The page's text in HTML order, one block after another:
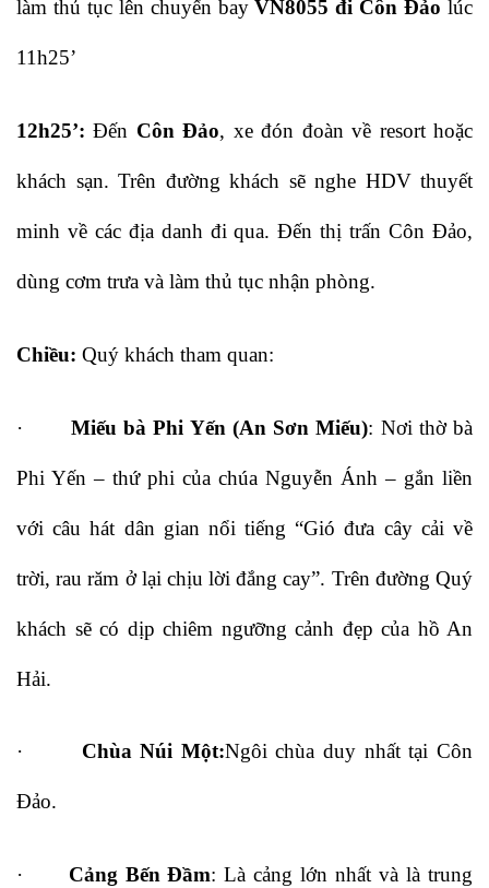
làm thủ tục lên chuyến bayVN8055 đi Côn Đảo lúc
11h25’
12h25’: Đến Côn Đảo, xe đón đoàn về resort hoặc
khách sạn. Trên đường khách sẽ nghe HDV thuyết
minh về các địa danh đi qua. Đến thị trấn Côn Đảo,
dùng cơm trưa và làm thủ tục nhận phòng.
Chiều: Quý khách tham quan:
· Miếu bà Phi Yến (An Sơn Miếu): Nơi thờ bà
Phi Yến – thứ phi của chúa Nguyễn Ánh – gắn liền
với câu hát dân gian nổi tiếng “Gió đưa cây cải về
trời, rau răm ở lại chịu lời đắng cay”. Trên đường Quý
khách sẽ có dịp chiêm ngưỡng cảnh đẹp của hồ An
Hải.
· Chùa Núi Một:Ngôi chùa duy nhất tại Côn
Đảo.
· Cảng Bến Đầm: Là cảng lớn nhất và là trung